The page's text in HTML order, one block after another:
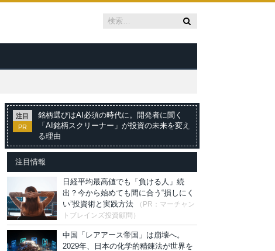
注目
PR
銘柄選びはAI必須の時代に。開発者に聞く
「AI銘柄スクリーナー」が投資の未来を変え
る理由
注目情報
日経平均最高値でも「負ける人」続
出？今から始めても間に合う“損しにく
い”投資術と実践方法
（PR：マーチャン
トブレインズ投資顧問）
中国「レアアース帝国」は崩壊へ。
2029年、日本の化学的精錬法が世界を